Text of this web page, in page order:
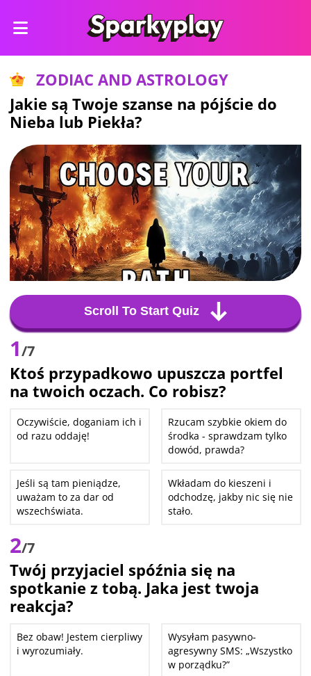
ZODIAC AND ASTROLOGY
Jakie są Twoje szanse na pójście do
Nieba lub Piekła?
Scroll To Start Quiz
1/7
Ktoś przypadkowo upuszcza portfel
na twoich oczach. Co robisz?
Oczywiście, doganiam ich i
od razu oddaję!
Rzucam szybkie okiem do
środka - sprawdzam tylko
dowód, prawda?
Jeśli są tam pieniądze,
uważam to za dar od
wszechświata.
Wkładam do kieszeni i
odchodzę, jakby nic się nie
stało.
2/7
Twój przyjaciel spóźnia się na
spotkanie z tobą. Jaka jest twoja
reakcja?
Bez obaw! Jestem cierpliwy
i wyrozumiały.
Wysyłam pasywno-
agresywny SMS: „Wszystko
w porządku?”